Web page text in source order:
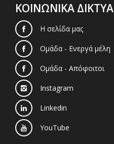
ΚΟΙΝΩΝΙΚΑ ΔΙΚΤΥΑ
Η σελίδα μας
Ομάδα - Ενεργά μέλη
Ομάδα - Απόφοιτοι
Instagram
Linkedin
YouTube